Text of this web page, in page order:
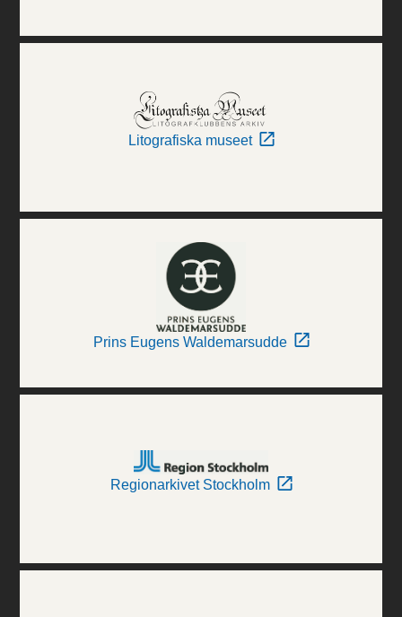
Litografiska museet
Prins Eugens Waldemarsudde
Regionarkivet Stockholm